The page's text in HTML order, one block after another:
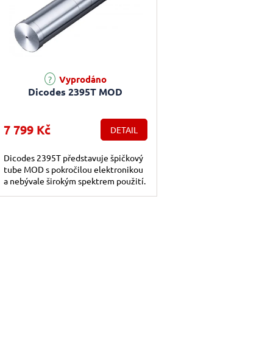
Dicodes 2395T MOD
Vyprodáno
7 799 Kč DETAIL
Dicodes 2395T představuje špičkový
tube MOD s pokročilou elektronikou
a nebývale širokým spektrem použití.